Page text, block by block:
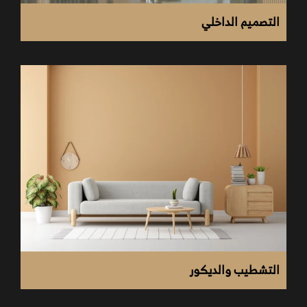
استخدام المواد والخامات عالية الجودة والصديقة
للبيئة أثناء القيام بتشطيبات الفلل.
امتلاك قاعدة كبيرة من العملاء في السوق المصري،
مما يعزز من الثقة في خدمات الشركة.
القدرة على تنفيذ كافة أشكال وأنواع التصاميم
والوصول إلى النتائج المطلوبة بأسرع وقت.
يعمل بالشركة نخبة من المهندسين الخبراء
والمتخصصين في مجال تصميم الديكورات وتشطيب
الفلل.
التصميم الداخلي
التشطيب والديكور